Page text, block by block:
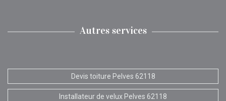
Autres services
Devis toiture Pelves 62118
Installateur de velux Pelves 62118